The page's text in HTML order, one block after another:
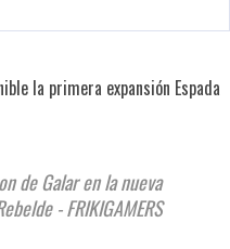
la primera expansión Espada
de Galar en la nueva
- FRIKIGAMERS